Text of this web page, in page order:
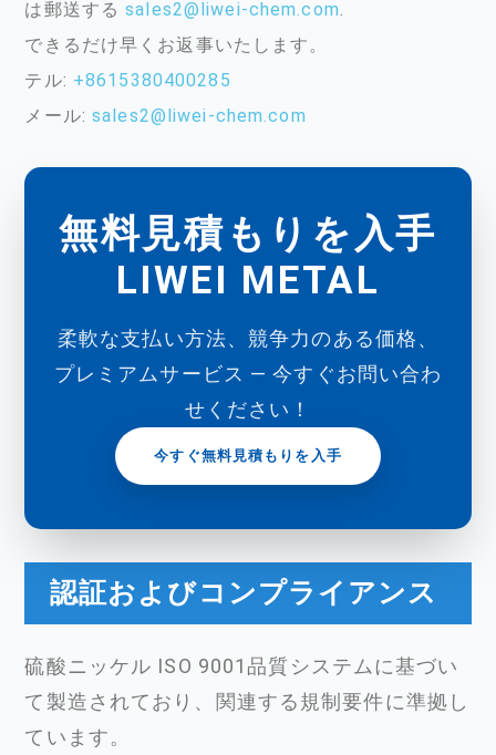
は郵送するsales2@liwei-chem.com.
できるだけ早くお返事いたします。
テル: +8615380400285
メール:sales2@liwei-chem.com
無料見積もりを入手
LIWEI METAL
柔軟な支払い方法、競争力のある価格、
プレミアムサービス ― 今すぐお問い合わ
せください！
今すぐ無料見積もりを入手
認証およびコンプライアンス
硫酸ニッケル ISO 9001品質システムに基づい
て製造されており、関連する規制要件に準拠し
ています。